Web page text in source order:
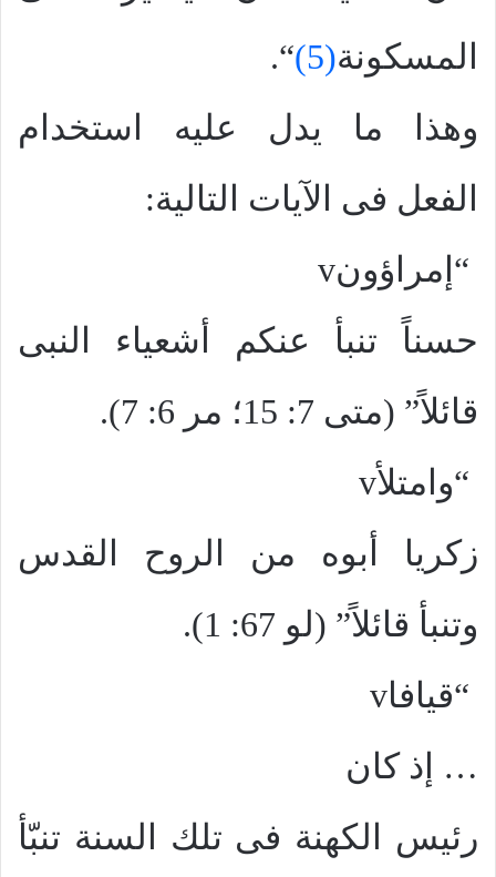
المسكونة(5)
“.
وهذا ما يدل عليه استخدام
الفعل فى الآيات التالية:
v“إمراؤون
حسناً تنبأ عنكم أشعياء النبى
قائلاً” (متى 7: 15؛ مر 6: 7).
v“وامتلأ
زكريا أبوه من الروح القدس
وتنبأ قائلاً” (لو 67: 1).
v“قيافا
… إذ كان
رئيس الكهنة فى تلك السنة تنبّأ